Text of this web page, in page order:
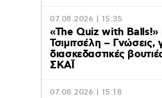
07.08.2026 | 15:35
«The Quiz with Balls!»
Τσιμιτσέλη – Γνώσεις,
διασκεδαστικές
ΣΚΑΪ
07.08.2026 | 15:18